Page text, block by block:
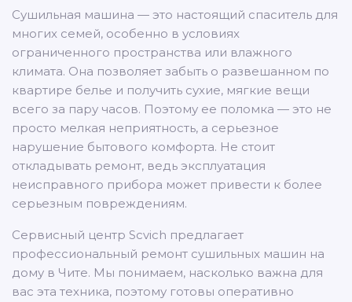
Сушильная машина — это настоящий спаситель для
многих семей, особенно в условиях
ограниченного пространства или влажного
климата. Она позволяет забыть о развешанном по
квартире белье и получить сухие, мягкие вещи
всего за пару часов. Поэтому ее поломка — это не
просто мелкая неприятность, а серьезное
нарушение бытового комфорта. Не стоит
откладывать ремонт, ведь эксплуатация
неисправного прибора может привести к более
серьезным повреждениям.
Сервисный центр Scvich предлагает
профессиональный ремонт сушильных машин на
дому в Чите. Мы понимаем, насколько важна для
вас эта техника, поэтому готовы оперативно